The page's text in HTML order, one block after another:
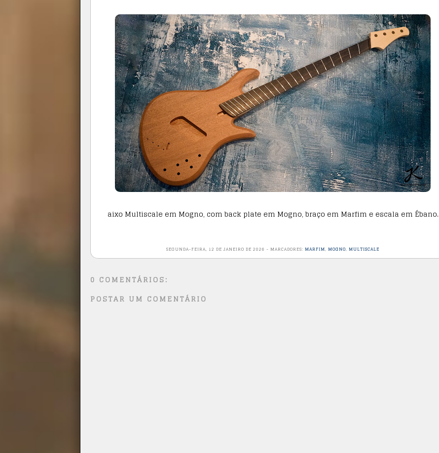
aixo Multiscale em Mogno, com back plate em Mogno, braço em Marfim e escala em Ébano.
SEGUNDA-FEIRA, 12 DE JANEIRO DE 2026 - MARCADORES: MARFIM, MOGNO, MULTISCALE
0 COMENTÁRIOS:
POSTAR UM COMENTÁRIO